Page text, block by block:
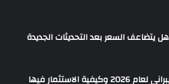
إيثريوم 2027: هل يتضاعف السعر بعد التحديثات الجديدة
الاستثمار فيها